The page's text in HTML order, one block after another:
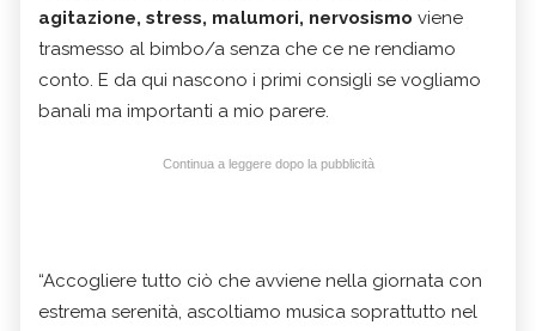
agitazione, stress, malumori, nervosismo viene
trasmesso al bimbo/a senza che ce ne rendiamo
conto. E da qui nascono i primi consigli se vogliamo
banali ma importanti a mio parere.
Continua a leggere dopo la pubblicità
“Accogliere tutto ciò che avviene nella giornata con
estrema serenità, ascoltiamo musica soprattutto nel